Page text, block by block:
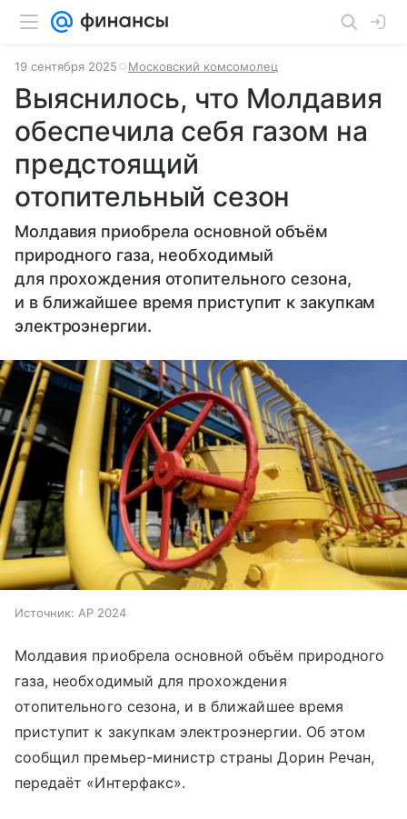
19 сентября 2025 Московский комсомолец
Выяснилось, что Молдавия
обеспечила себя газом на
предстоящий
отопительный сезон
Молдавия приобрела основной объём
природного газа, необходимый
для прохождения отопительного сезона,
и в ближайшее время приступит к закупкам
электроэнергии.
Источник: AP 2024
Молдавия приобрела основной объём природного
газа, необходимый для прохождения
отопительного сезона, и в ближайшее время
приступит к закупкам электроэнергии. Об этом
сообщил премьер-министр страны Дорин Речан,
передаёт «Интерфакс».